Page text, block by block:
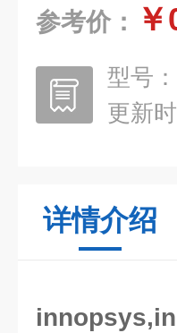
参考价：
型号：
更新时
详情介绍